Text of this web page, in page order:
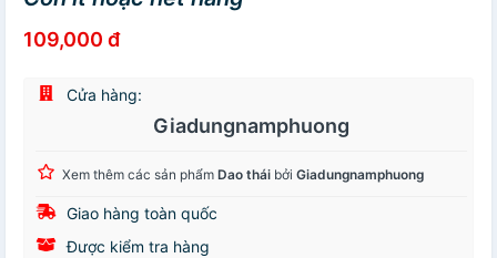
109,000 đ
Cửa hàng:
Giadungnamphuong
Xem thêm các sản phẩm Dao thái bởi Giadungnamphuong
Giao hàng toàn quốc
Được kiểm tra hàng